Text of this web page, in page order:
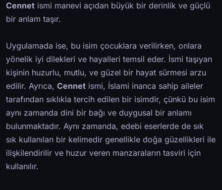
Cennet ismi manevi açıdan büyük bir derinlik ve güçlü
bir anlam taşır.
Uygulamada ise, bu isim çocuklara verilirken, onlara
yönelik iyi dilekleri ve hayalleri temsil eder. İsmi taşıyan
kişinin huzurlu, mutlu, ve güzel bir hayat sürmesi arzu
edilir. Ayrıca, Cennet ismi, İslami inanca sahip aileler
tarafından sıklıkla tercih edilen bir isimdir, çünkü bu isim
aynı zamanda dini bir bağı ve duygusal bir anlamı
bulunmaktadır. Aynı zamanda, edebi eserlerde de sık
sık kullanılan bir kelimedir genellikle doğa güzellikleri ile
ilişkilendirilir ve huzur veren manzaraların tasviri için
kullanılır.